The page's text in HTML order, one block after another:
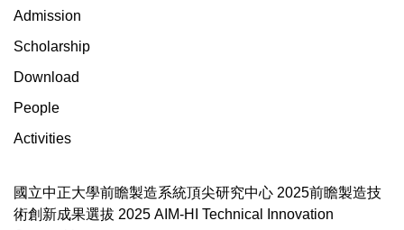
Admission
Scholarship
Download
People
Activities
國立中正大學前瞻製造系統頂尖研究中心 2025前瞻製造技
術創新成果選拔 2025 AIM-HI Technical Innovation